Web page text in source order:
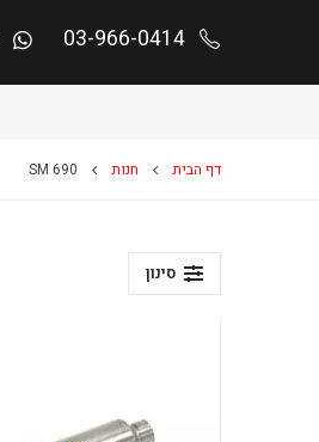
03-966-0414
דף הבית חנות 690 SM
סינון